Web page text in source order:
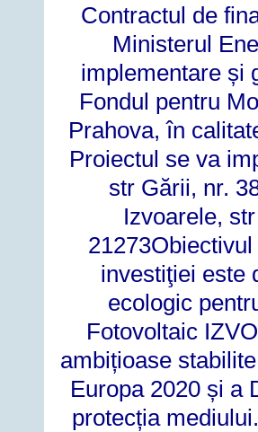
Contractul de
Ministerul
implementare și
Fondul pentru
Prahova, în
Proiectul se va
str Gării, nr.
Izvoarele,
investiţiei este
ecologic
Fotovoltaic
ambițioase
Europa 2020 și a
protecția